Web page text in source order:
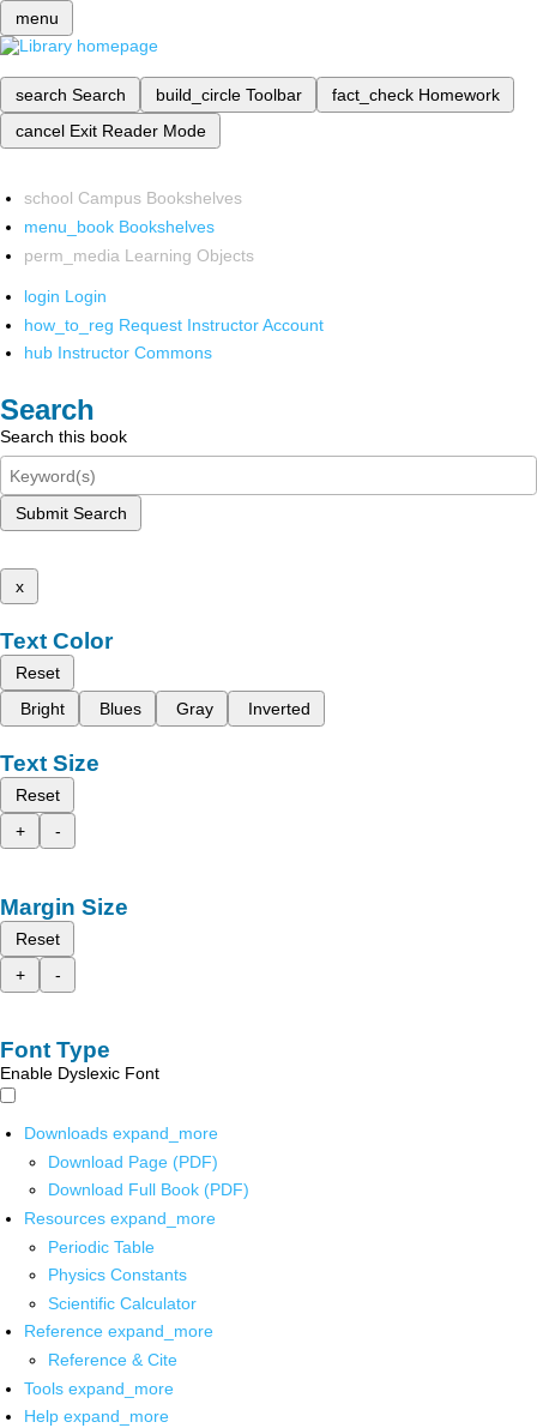
menu
search Search build_circle Toolbar fact_check Homework
cancel Exit Reader Mode
school Campus Bookshelves
menu_book Bookshelves
perm_media Learning Objects
login Login
how_to_reg Request Instructor Account
hub Instructor Commons
Search
Search this book
Submit Search
x
Text Color
Reset
Bright
Blues Gray Inverted
Text Size
Reset
+
-
Margin Size
Reset
+
-
Font Type
Enable Dyslexic Font
Downloads expand_more
Download Page (PDF)
Download Full Book (PDF)
Resources expand_more
Periodic Table
Physics Constants
Scientific Calculator
Reference expand_more
Reference & Cite
Tools expand_more
Help expand_more